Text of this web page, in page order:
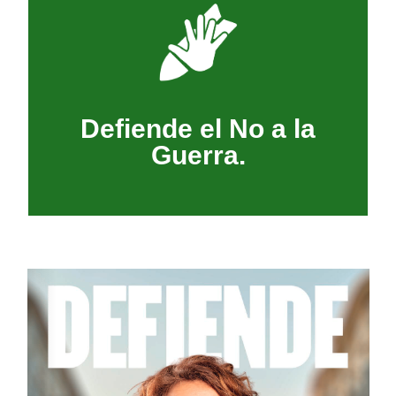
Defiende el No a la
Guerra.
Decimos no a la guerra, al
odio y al negacionismo.
democracia, la convivencia,
la paz y los valores de una
tierra de cultura y diversidad.